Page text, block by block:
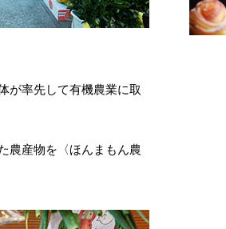
が率先して有機農業に取
農産物を〈ほんまもん農